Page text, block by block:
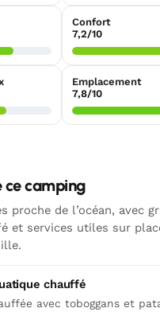
Confort
7,2/10
Emplacement
7,8/10
ce camping
proche de l’océan, avec
et services utiles sur
chauffé
avec toboggans et